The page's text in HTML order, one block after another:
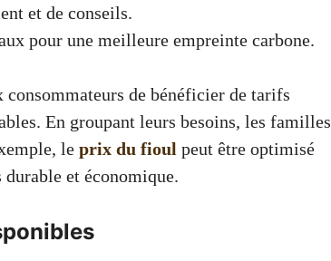
et de conseils.
pour une meilleure empreinte carbone.
de bénéficier de tarifs
En groupant leurs besoins, les familles
le prix du fioul peut être optimisé
et économique.